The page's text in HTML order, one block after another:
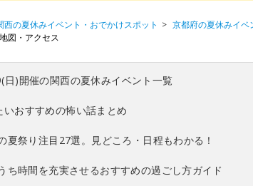
西の夏休みイベント・おでかけスポット 京都府の夏休みイベ
地図・アクセス
)開催の関西の夏休みイベント一覧
いおすすめの怖い話まとめ
夏祭り注目27選。見どころ・日程もわかる！
ち時間を充実させるおすすめの過ごし方ガイド